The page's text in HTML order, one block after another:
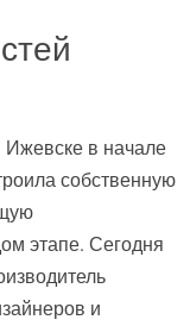
Ижевске в начале
собственную
этапе. Сегодня
и